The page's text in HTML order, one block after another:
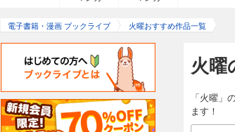
電子書籍・漫画 ブックライブ 火曜おすすめ作品一覧
火曜
「火曜」
ます！